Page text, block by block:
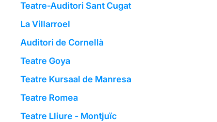
Teatre-Auditori Sant Cugat
La Villarroel
Auditori de Cornellà
Teatre Goya
Teatre Kursaal de Manresa
Teatre Romea
Teatre Lliure - Montjuïc